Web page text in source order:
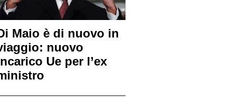
Maio è di nuovo in
nuovo
Ue per l’ex